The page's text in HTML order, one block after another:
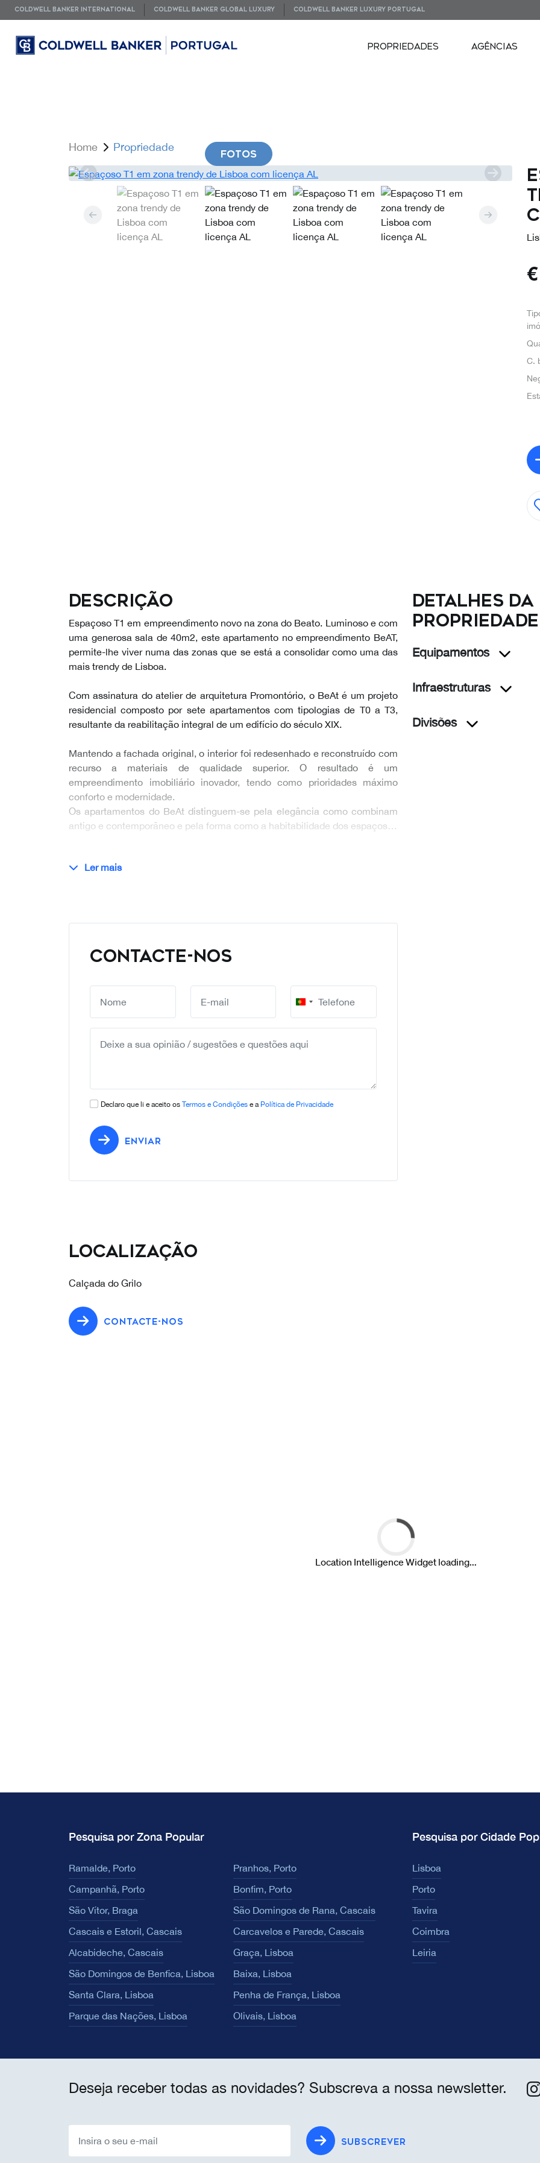
COLDWELL BANKER INTERNATIONAL COLDWELL BANKER GLOBAL LUXURY COLDWELL BANKER LUXURY PORTUGAL
PROPRIEDADES AGÊNCIAS
Home Propriedade
FOTOS
€
C.
Descrição
Espaçoso T1 em empreendimento novo na zona do Beato. Luminoso e com
uma generosa sala de 40m2, este apartamento no empreendimento BeAT,
permite-lhe viver numa das zonas que se está a consolidar como uma das
mais trendy de Lisboa.
Com assinatura do atelier de arquitetura Promontório, o BeAt é um projeto
residencial composto por sete apartamentos com tipologias de T0 a T3,
resultante da reabilitação integral de um edifício do século XIX.
Mantendo a fachada original, o interior foi redesenhado e reconstruído com
recurso a materiais de qualidade superior. O resultado é um
empreendimento imobiliário inovador, tendo como prioridades máximo
conforto e modernidade.
Os apartamentos do BeAt distinguem-se pela elegância como combinam
antigo e contemporâneo e pela forma como a habitabilidade dos espaços…
Ler mais
CONTACTE-NOS
Portugal
+351
Declaro que li e aceito os Termos e Condições e a Política de Privacidade
ENVIAR
Detalhes da
propriedade
Equipamentos
Infraestruturas
Divisões
Localização
Calçada do Grilo
CONTACTE-NOS
Pesquisa por Zona Popular
Ramalde, Porto
Pranhos, Porto
Campanhã, Porto
Bonfim, Porto
São Vítor, Braga
São Domingos de Rana, Cascais
Cascais e Estoril, Cascais
Carcavelos e Parede, Cascais
Alcabideche, Cascais
Graça, Lisboa
São Domingos de Benfica, Lisboa
Baixa, Lisboa
Santa Clara, Lisboa
Penha de França, Lisboa
Parque das Nações, Lisboa
Olivais, Lisboa
Pesquisa por Cidade
Lisboa
Porto
Tavira
Coimbra
Leiria
Deseja receber todas as novidades? Subscreva a nossa newsletter.
SUBSCREVER